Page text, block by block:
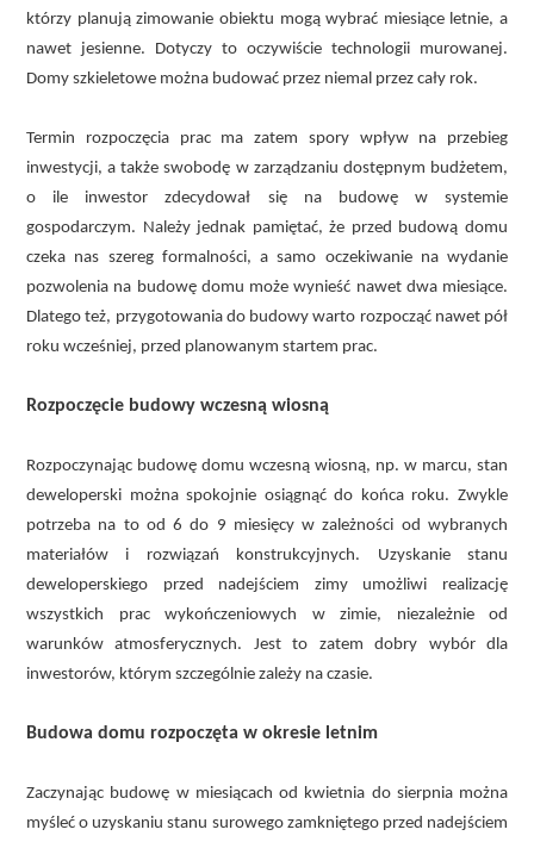
którzy planują zimowanie obiektu mogą wybrać miesiące letnie, a
nawet jesienne. Dotyczy to oczywiście technologii murowanej.
Domy szkieletowe można budować przez niemal przez cały rok.
Termin rozpoczęcia prac ma zatem spory wpływ na przebieg
inwestycji, a także swobodę w zarządzaniu dostępnym budżetem,
o ile inwestor zdecydował się na budowę w systemie
gospodarczym. Należy jednak pamiętać, że przed budową domu
czeka nas szereg formalności, a samo oczekiwanie na wydanie
pozwolenia na budowę domu może wynieść nawet dwa miesiące.
Dlatego też, przygotowania do budowy warto rozpocząć nawet pół
roku wcześniej, przed planowanym startem prac.
Rozpoczęcie budowy wczesną wiosną
Rozpoczynając budowę domu wczesną wiosną, np. w marcu, stan
deweloperski można spokojnie osiągnąć do końca roku. Zwykle
potrzeba na to od 6 do 9 miesięcy w zależności od wybranych
materiałów i rozwiązań konstrukcyjnych. Uzyskanie stanu
deweloperskiego przed nadejściem zimy umożliwi realizację
wszystkich prac wykończeniowych w zimie, niezależnie od
warunków atmosferycznych. Jest to zatem dobry wybór dla
inwestorów, którym szczególnie zależy na czasie.
Budowa domu rozpoczęta w okresie letnim
Zaczynając budowę w miesiącach od kwietnia do sierpnia można
myśleć o uzyskaniu stanu surowego zamkniętego przed nadejściem